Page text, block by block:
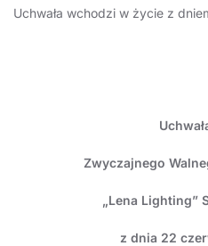
Uchwała wchodzi w życie z
Zwyczajnego
„Lena Lighting”
z dnia 22